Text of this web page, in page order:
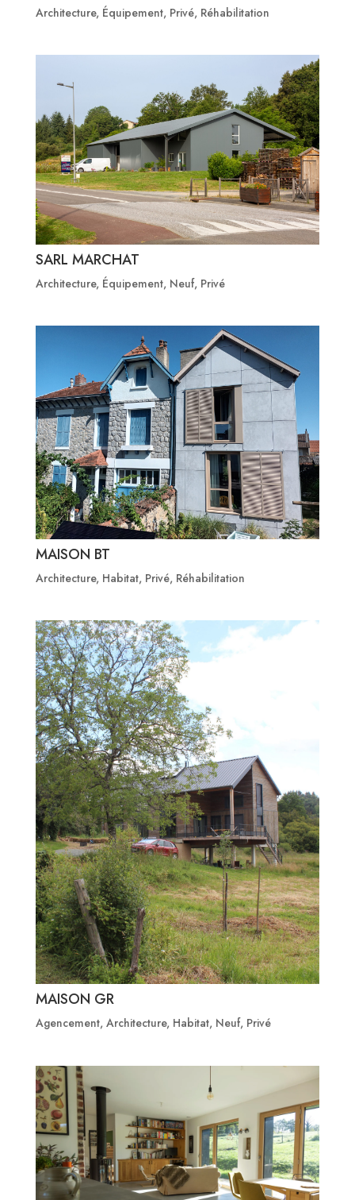
Architecture, Équipement, Privé, Réhabilitation
SARL MARCHAT
Architecture, Équipement, Neuf, Privé
MAISON BT
Architecture, Habitat, Privé, Réhabilitation
MAISON GR
Agencement, Architecture, Habitat, Neuf, Privé